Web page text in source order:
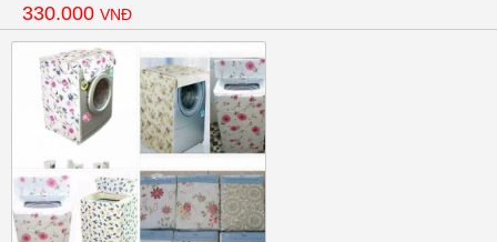
330.000 VNĐ